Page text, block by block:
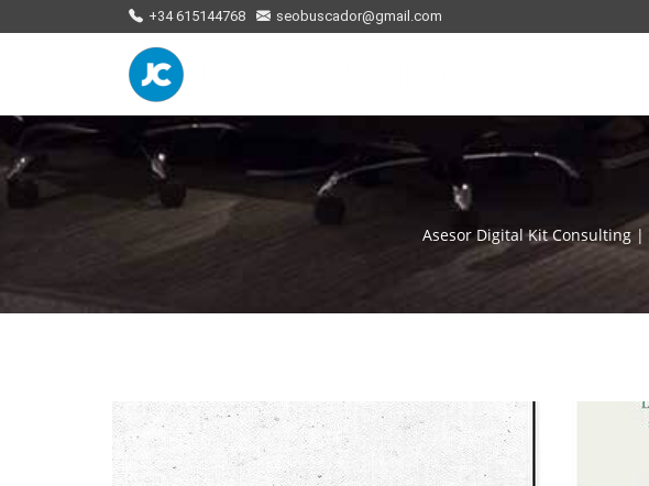
+34 615144768 seobuscador@gmail.com
Asesor Digital Kit Consulting